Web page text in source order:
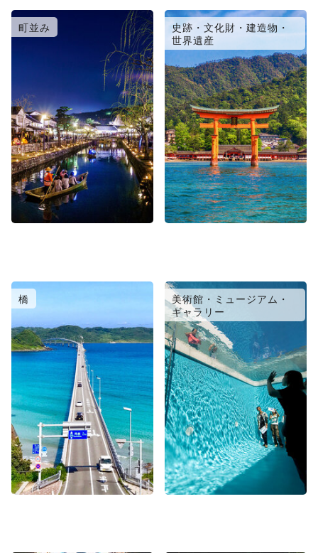
町並み
史跡・文化財・建造物・
世界遺産
橋
美術館・ミュージアム・
ギャラリー